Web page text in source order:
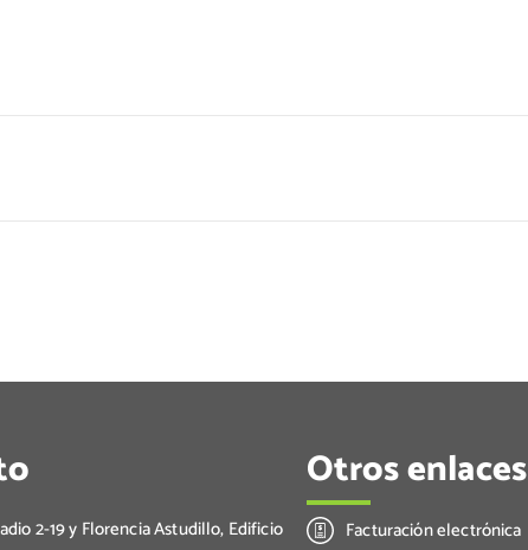
2-19 y Florencia Astudillo, Edificio
Otros enlaces
Facturación electrónica